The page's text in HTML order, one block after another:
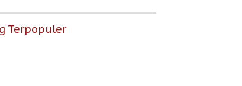
Terpopuler